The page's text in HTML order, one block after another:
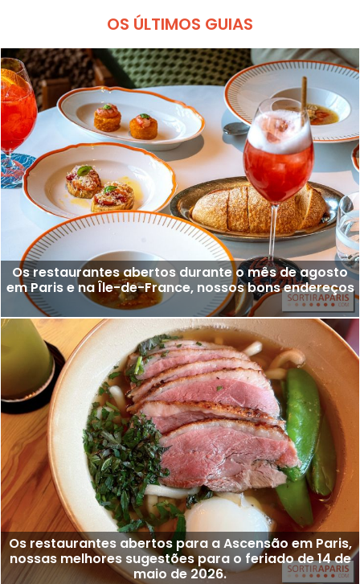
OS ÚLTIMOS GUIAS
Os restaurantes abertos durante o mês de agosto
em Paris e na Île-de-France, nossos bons endereços
Os restaurantes abertos para a Ascensão em Paris,
nossas melhores sugestões para o feriado de 14 de
maio de 2026.